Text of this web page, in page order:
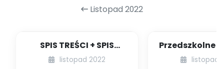
Listopad 2022
SPIS TREŚCI + SPIS
POMOCY
listopad 2022
Przedszkolne
nalistopad